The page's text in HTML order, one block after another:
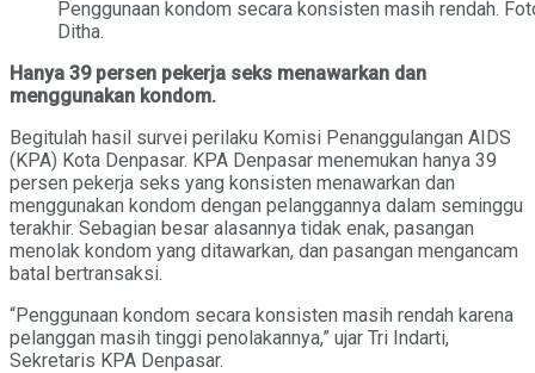
Penggunaan kondom secara konsisten masih rendah.
Ditha.
Hanya 39 persen pekerja seks menawarkan dan
menggunakan kondom.
Begitulah hasil survei perilaku Komisi Penanggulangan AIDS
(KPA) Kota Denpasar. KPA Denpasar menemukan hanya 39
persen pekerja seks yang konsisten menawarkan dan
menggunakan kondom dengan pelanggannya dalam seminggu
terakhir. Sebagian besar alasannya tidak enak, pasangan
menolak kondom yang ditawarkan, dan pasangan mengancam
batal bertransaksi.
“Penggunaan kondom secara konsisten masih rendah karena
pelanggan masih tinggi penolakannya,” ujar Tri Indarti,
Sekretaris KPA Denpasar.